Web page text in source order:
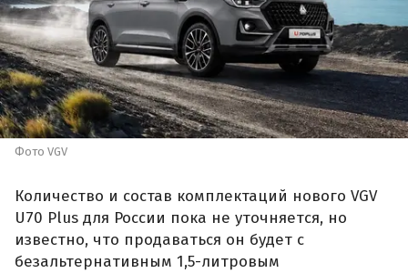
Фото VGV
Количество и состав комплектаций нового VGV
U70 Plus для России пока не уточняется, но
известно, что продаваться он будет с
безальтернативным 1,5-литровым